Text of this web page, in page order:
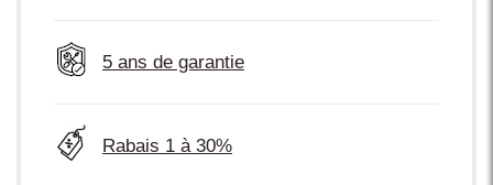
5 ans de garantie
Rabais 1 à 30%